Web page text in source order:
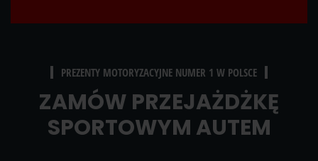
PREZENTY MOTORYZACYJNE NUMER 1 W POLSCE
ZAMÓW PRZEJAŻDŻKĘ
SPORTOWYM AUTEM